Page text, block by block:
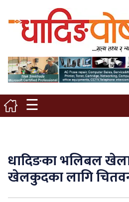
☰
मुख्य पृष्ठ
स्थानीय समाचार
विचार / ब्लग
नगर/गाउँ पालिका
कृषि/सहकारी
साहित्य / संस्कृति
धादिङका भलिबल
खेलकुदका लागि